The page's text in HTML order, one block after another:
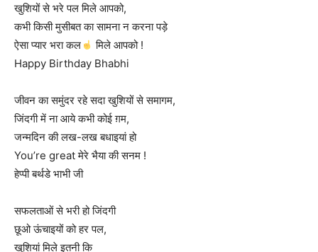
खुशियों से भरे पल मिले आपको,
कभी किसी मुसीबत का सामना न करना पड़े
ऐसा प्यार भरा कल
मिले आपको !
Happy Birthday Bhabhi
जीवन का समुंदर रहे सदा खुशियों से समागम,
जिंदगी में ना आये कभी कोई ग़म,
जन्मदिन की लख-लख बधाइयां हो
You’re great मेरे भैया की सनम !
हेप्पी बर्थडे भाभी जी
सफलताओं से भरी हो जिंदगी
छूओ ऊंचाइयों को हर पल,
खुशियां मिले इतनी कि